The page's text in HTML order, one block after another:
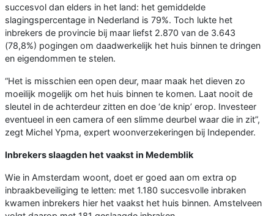
succesvol dan elders in het land: het gemiddelde
slagingspercentage in Nederland is 79%. Toch lukte het
inbrekers de provincie bij maar liefst 2.870 van de 3.643
(78,8%) pogingen om daadwerkelijk het huis binnen te dringen
en eigendommen te stelen.
“Het is misschien een open deur, maar maak het dieven zo
moeilijk mogelijk om het huis binnen te komen. Laat nooit de
sleutel in de achterdeur zitten en doe ‘de knip’ erop. Investeer
eventueel in een camera of een slimme deurbel waar die in zit”,
zegt Michel Ypma, expert woonverzekeringen bij Independer.
Inbrekers slaagden het vaakst in Medemblik
Wie in Amsterdam woont, doet er goed aan om extra op
inbraakbeveiliging te letten: met 1.180 succesvolle inbraken
kwamen inbrekers hier het vaakst het huis binnen. Amstelveen